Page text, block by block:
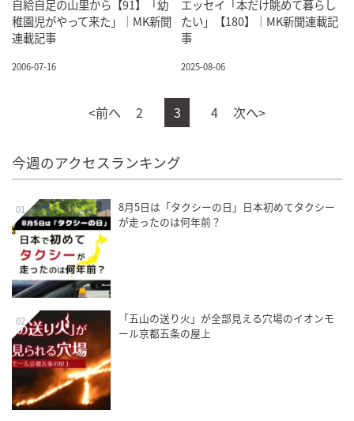
自給自足の山里から【91】「幼
稚園児がやって来た」｜MK新聞
連載記事
2006-07-16
エッセイ「本だけ眺めて暮らし
たい」【180】｜MK新聞連載記
事
2025-08-06
<前へ 2 3 4 次へ>
今週のアクセスランキング
01
8月5日は「タクシーの日」日本初めてタクシー
が走ったのは何年前？
02
「五山の送り火」が全部見える穴場のイオンモ
ール京都五条の屋上